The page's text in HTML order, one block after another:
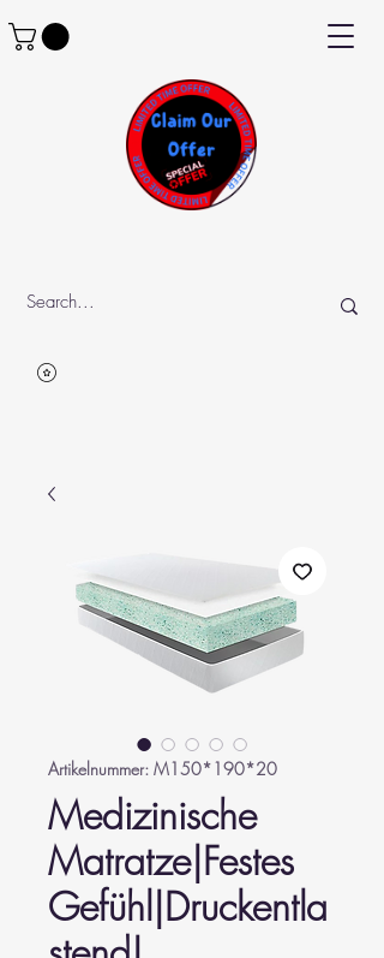
Artikelnummer: M150*190*20
Medizinische
Matratze|Festes
Gefühl|Druckentla